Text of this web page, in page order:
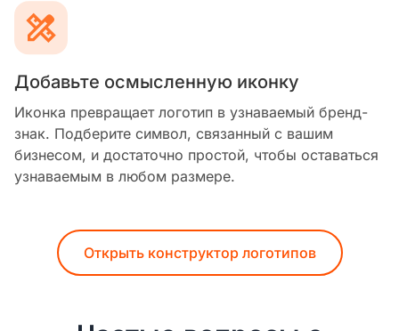
Добавьте осмысленную иконку
Иконка превращает логотип в узнаваемый бренд-
знак. Подберите символ, связанный с вашим
бизнесом, и достаточно простой, чтобы оставаться
узнаваемым в любом размере.
Открыть конструктор логотипов